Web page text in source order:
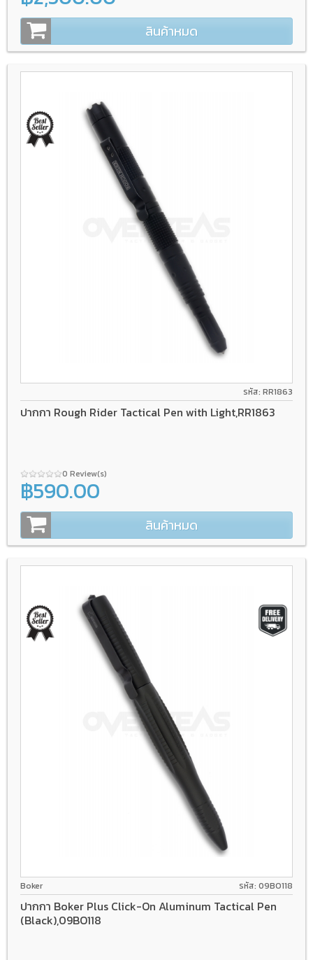
สินค้าหมด
รหัส: RR1863
ปากกา Rough Rider Tactical Pen with Light,RR1863
0 Review(s)
฿590.00
สินค้าหมด
Boker รหัส: 09BO118
ปากกา Boker Plus Click-On Aluminum Tactical Pen
(Black),09BO118